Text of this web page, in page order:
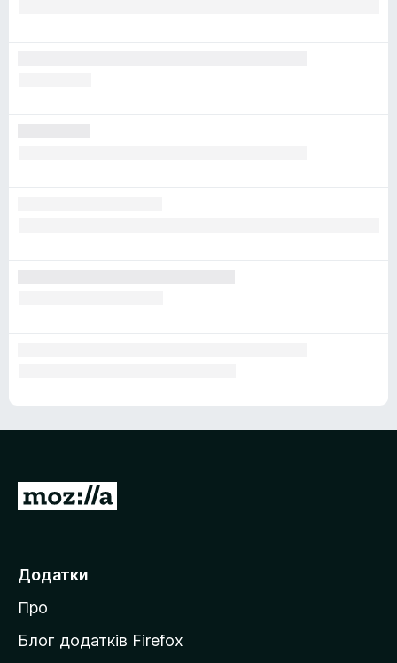
П
е
й
т
и
Додатки
Про
Блог додатків Firefox